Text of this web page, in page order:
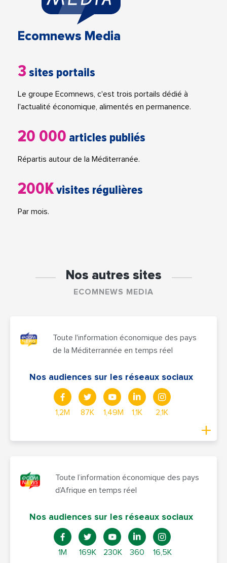
Ecomnews Media
3 sites portails
Le groupe Ecomnews, c'est trois portails dédié à
l'actualité économique, alimentés en permanence.
20 000 articles publiés
Répartis autour de la Méditerranée.
200Kvisites régulières
Par mois.
Nos autres sites
ECOMNEWS MEDIA
Toute l'information économique des pays
de la Méditerrannée en temps réel
Nos audiences sur les réseaux sociaux
1,2M 87K 1,49M 1,1K 2,1K
Toute l’information économique des pays
d’Afrique en temps réel
Nos audiences sur les réseaux sociaux
1M 169K 230K 360 16,5K